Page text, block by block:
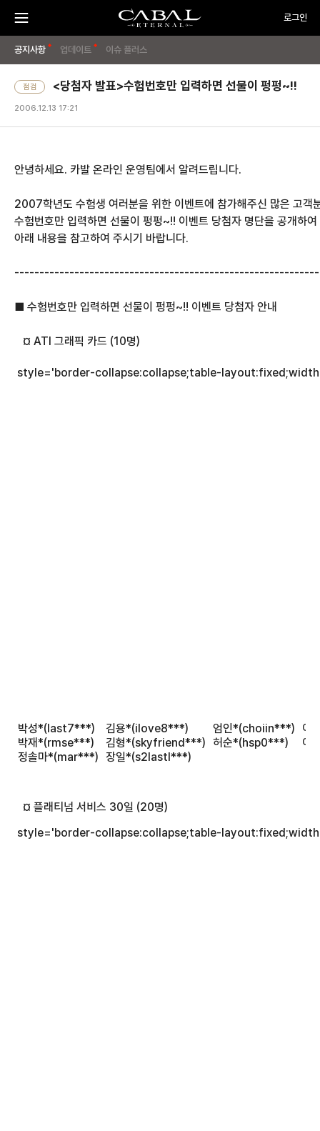
CABAL
TRANSCENDENCE
메
뉴
메
기
로그인
PC
OFF
임
시
작
기
공지사항 업데이트 이슈 플러스
점검 <당첨자 발표>수험번호만 입력하면 선물이 펑펑~!!
2006.12.13 17:21
안녕하세요. 카발 온라인 운영팀에서 알려드립니다.
2007학년도 수험생 여러분을 위한 이벤트에 참가해주신 많은 고객
수험번호만 입력하면 선물이 펑펑~!! 이벤트 당첨자 명단을 공개하
아래 내용을 참고하여 주시기 바랍니다.
■ 수험번호만 입력하면 선물이 펑펑~!! 이벤트 당첨자 안내
   ¤ ATI 그래픽 카드 (10명)
style='border-collapse:collapse;table-
박성*(last7***) 김용*(ilove8***) 엄인*(choiin***)
이
박재*(rmse***)
김형*(skyfriend***) 허순*(hsp0***)
이
정솔마*(mar***) 장일*(s2lastl***)
   ¤ 플래티넘 서비스 30일 (20명)
style='border-collapse:collapse;table-